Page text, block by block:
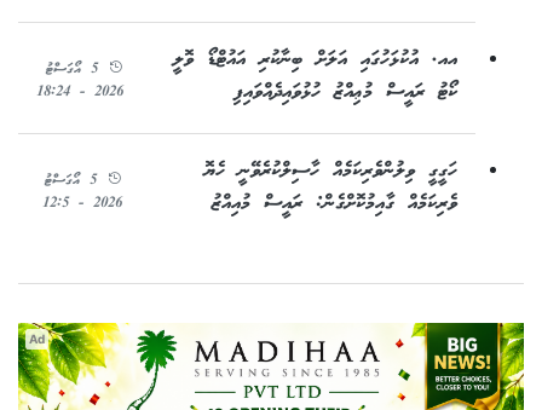
އއ. އުކުޅަހުގައި އަލަށް ބިނާކުރި އައުޓްޑޯ ވޮލީ
ކޯޓު ރައީސް މުޢިއްޒު ހުޅުވައިދެއްވައިފި
5 އޯގަސްޓު
2026 - 18:24
ހަގީގީ ވިލުންވެރިކަމެއް ހާސިލްކުރެވޭނީ ހެޔޮ
ވެރިކަމެއް ގާއިމުކޮށްގެން: ރައީސް މުއިއްޒު
5 އޯގަސްޓު
2026 - 12:5
Ad